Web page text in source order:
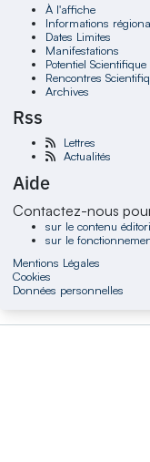
À l'affiche
Informations
Dates Limites
Manifestations
Potentiel Scientifique
Rencontres
Archives
Rss
Lettres
Actualités
Aide
Contactez-nous
sur le contenu
sur le
Mentions Légales
Cookies
Données personnelles